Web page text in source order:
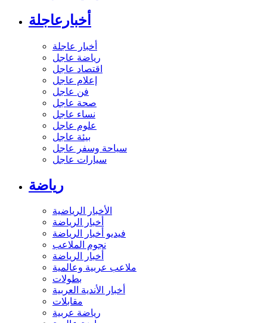
أخبارعاجلة
أخبار عاجلة
رياضة عاجل
اقتصاد عاجل
إعلام عاجل
فن عاجل
صحة عاجل
نساء عاجل
علوم عاجل
بيئة عاجل
سياحة وسفر عاجل
سيارات عاجل
رياضة
الأخبار الرياضية
أخبار الرياضة
فيديو أخبار الرياضة
نجوم الملاعب
أخبار الرياضة
ملاعب عربية وعالمية
بطولات
أخبار الأندية العربية
مقابلات
رياضة عربية